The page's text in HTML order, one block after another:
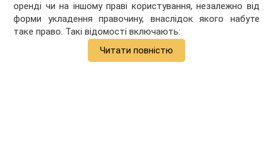
оренді чи на іншому праві користування, незалежно від
форми укладення правочину, внаслідок якого набуте
таке право. Такі відомості включають:
Читати повністю